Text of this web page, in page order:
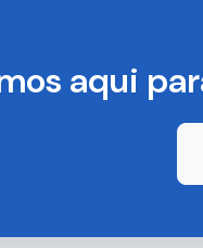
aqui